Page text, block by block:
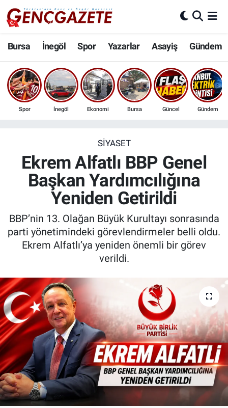
Bursa İnegöl Spor Yazarlar Asayiş Gündem
Spor İnegöl Ekonomi Bursa Güncel Gündem
SIYASET
Ekrem Alfatlı BBP Genel
Başkan Yardımcılığına
Yeniden Getirildi
BBP’nin 13. Olağan Büyük Kurultayı sonrasında
parti yönetimindeki görevlendirmeler belli oldu.
Ekrem Alfatlı’ya yeniden önemli bir görev
verildi.
Bursa
İnegöl
3.SAYFA
Ekonomi
Güncel
İnanç
Kadın & Aile
Sağlık
Siyaset
Teknoloji
Yazarlar
Astroloji-Rüya
Nöbetçi Eczaneler
Hava Durumu
Trafik Durumu
Son Dakika Haberleri
Haber Arşivi